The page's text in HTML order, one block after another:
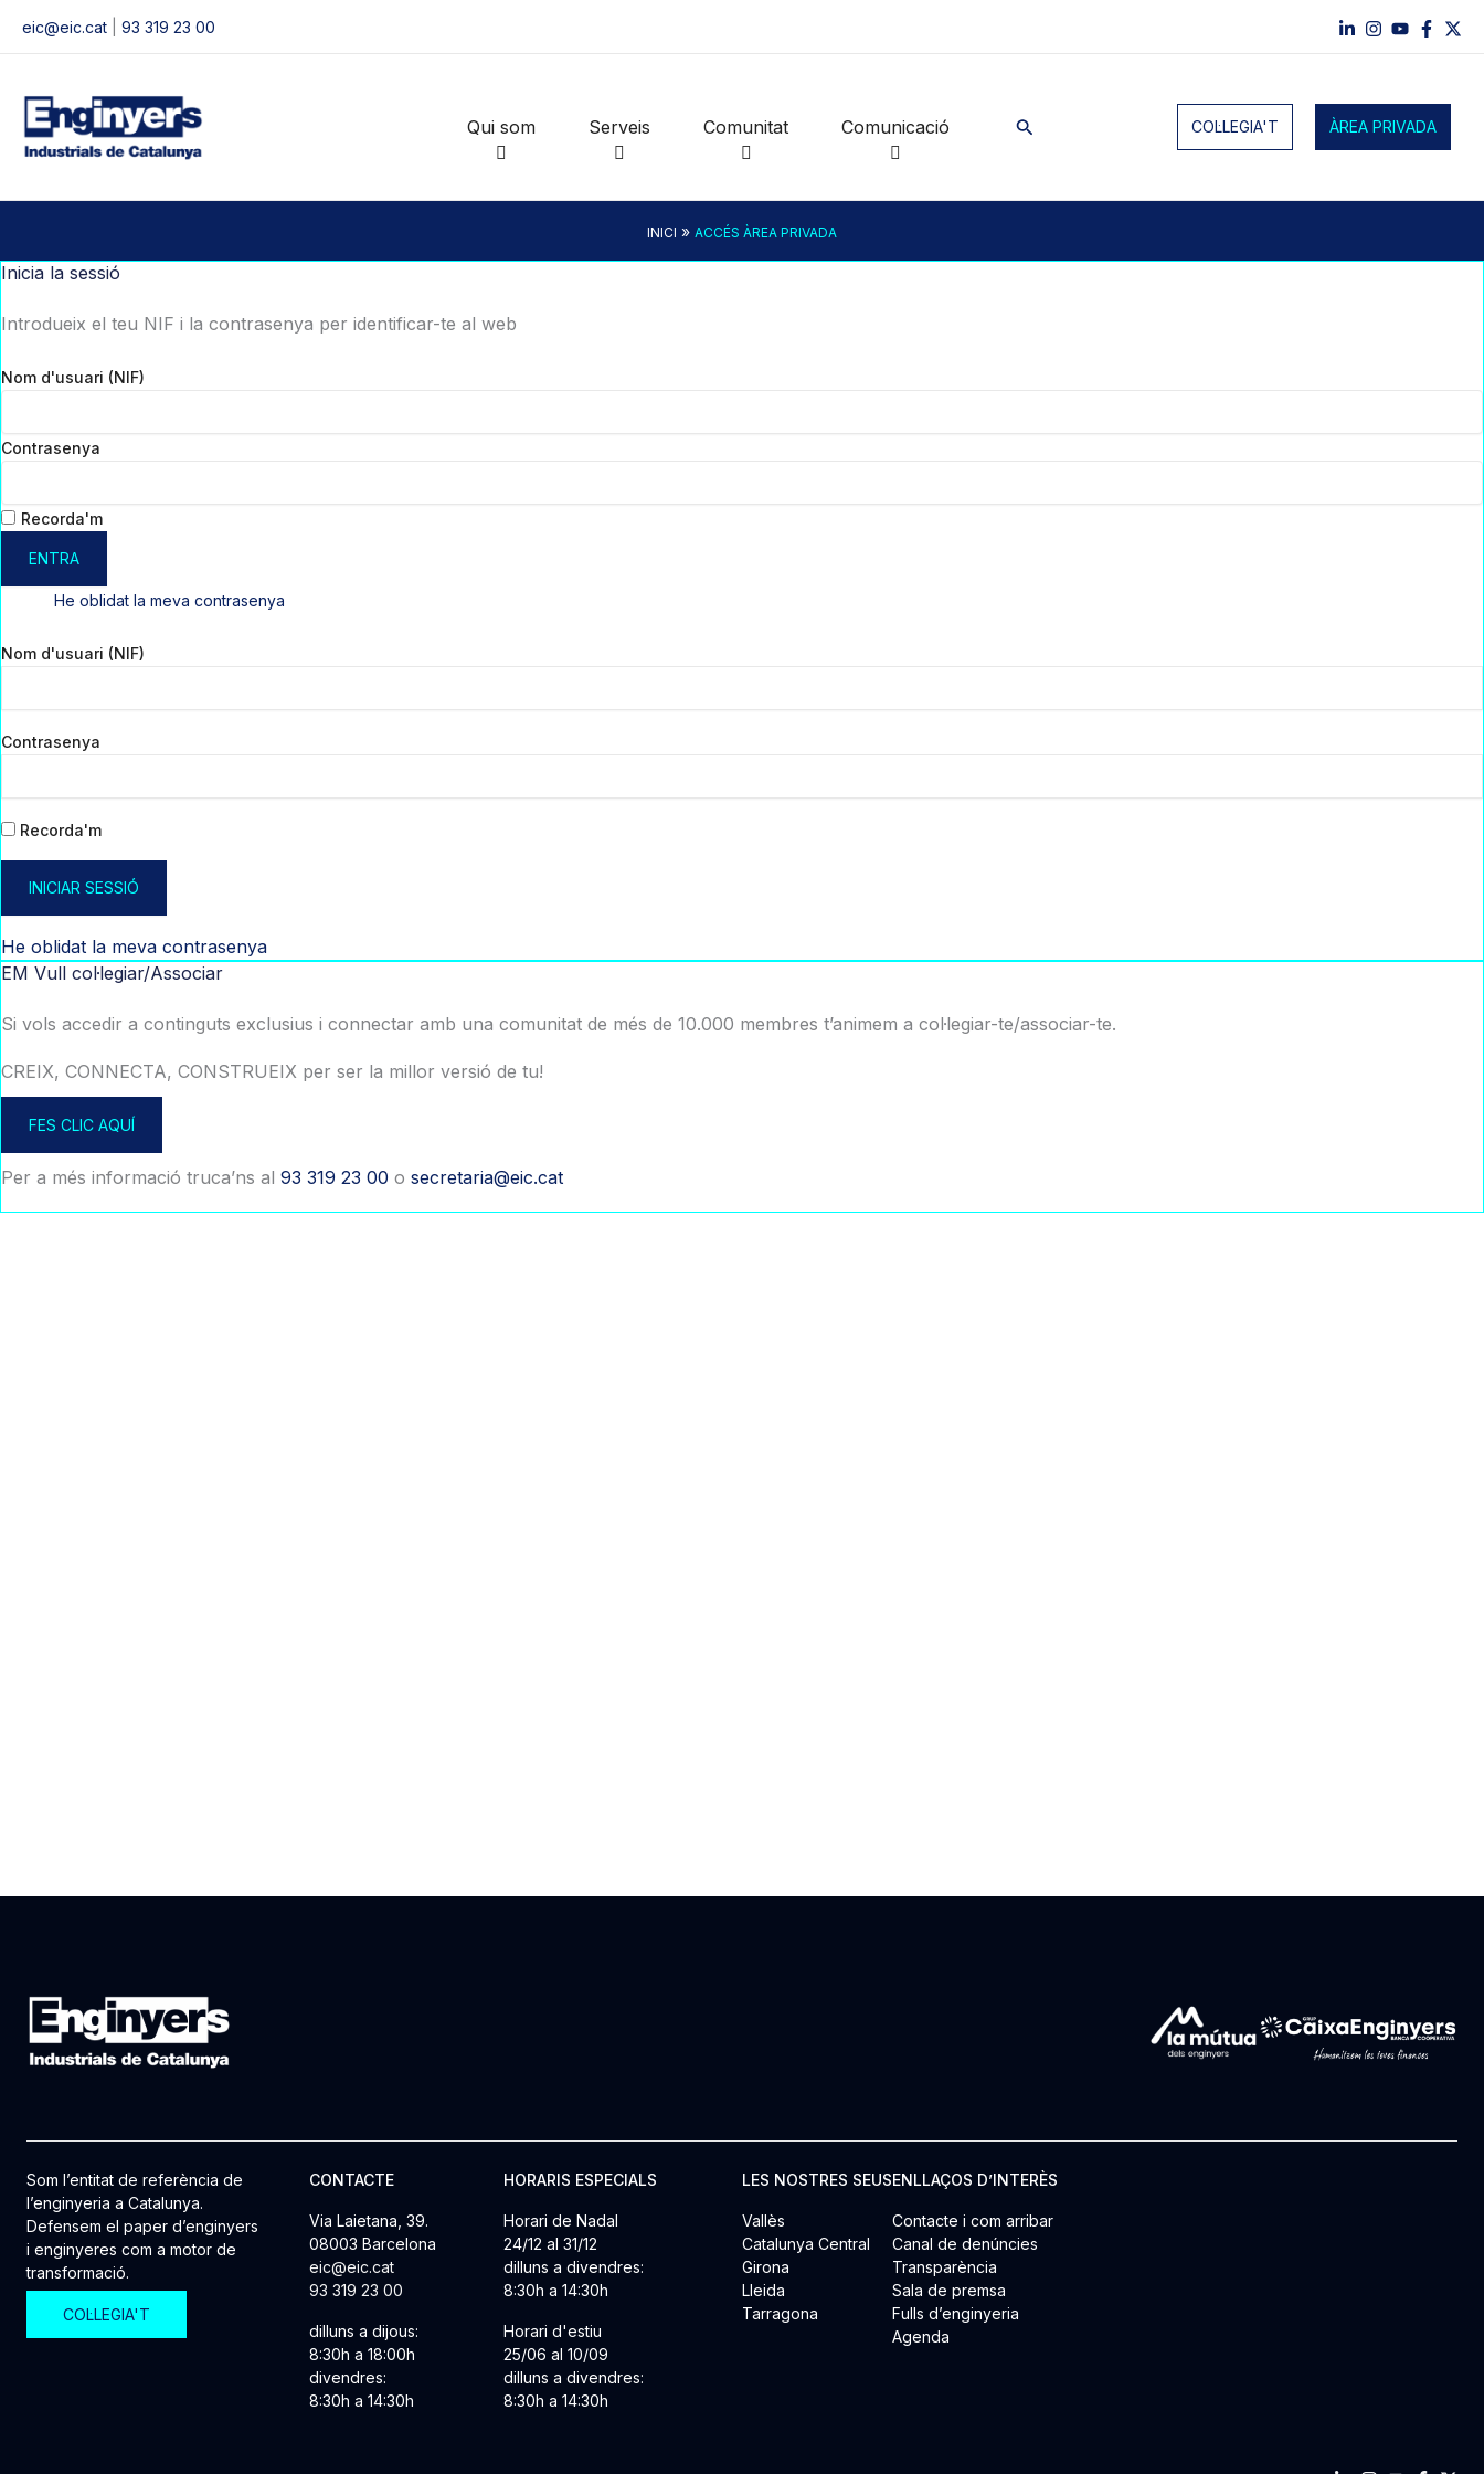
eic@eic.cat 93 319 23 00
Qui som Serveis Comunitat Comunicació Cerca COL·LEGIA'T ÀREA PRIVADA
INICI » ACCÉS ÀREA PRIVADA
Inicia la sessió
Introdueix el teu NIF i la contrasenya per identificar-te al web
Nom d'usuari (NIF)
Contrasenya
Recorda'm
ENTRA
He oblidat la meva contrasenya
Nom d'usuari (NIF)
Contrasenya
Recorda'm
INICIAR SESSIÓ
He oblidat la meva contrasenya
EM Vull col·legiar/Associar
Si vols accedir a continguts exclusius i connectar amb una comunitat de més de 10.000 membres t’animem a col·legiar-te/associar-te.
CREIX, CONNECTA, CONSTRUEIX per ser la millor versió de tu!
FES CLIC AQUÍ
Per a més informació truca’ns al 93 319 23 00 o secretaria@eic.cat
Som l’entitat de referència de
l’enginyeria a Catalunya.
Defensem el paper d’enginyers
i enginyeres com a motor de
transformació.
COL·LEGIA'T
CONTACTE
Via Laietana, 39.
08003 Barcelona
eic@eic.cat
93 319 23 00
dilluns a dijous:
8:30h a 18:00h
divendres:
8:30h a 14:30h
HORARIS ESPECIALS
Horari de Nadal
24/12 al 31/12
dilluns a divendres:
8:30h a 14:30h
Horari d'estiu
25/06 al 10/09
dilluns a divendres:
8:30h a 14:30h
LES NOSTRES SEUS
Vallès
Catalunya Central
Girona
Lleida
Tarragona
ENLLAÇOS D’INTERÈS
Contacte i com arribar
Canal de denúncies
Transparència
Sala de premsa
Fulls d’enginyeria
Agenda